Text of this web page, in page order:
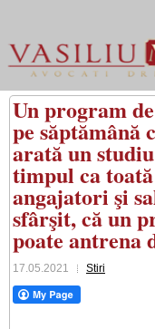
Un program
pe săptămână
arată un
timpul ca
angajatori şi
sfârşit, că un
poate antrena
17.05.2021 Stiri